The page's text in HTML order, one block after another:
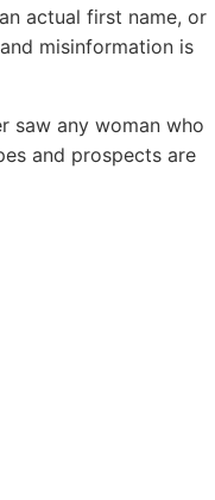
actual first name, or
misinformation is
saw any woman who
and prospects are